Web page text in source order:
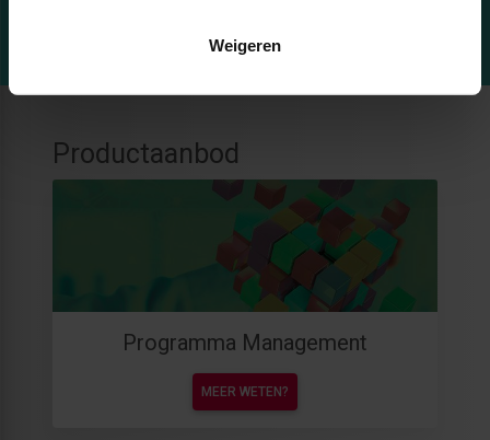
Weigeren
Productaanbod
Programma Management
MEER WETEN?